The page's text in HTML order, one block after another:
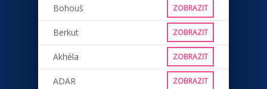
Bohouš ZOBRAZIT
Berkut ZOBRAZIT
Akhéla ZOBRAZIT
ADAR ZOBRAZIT